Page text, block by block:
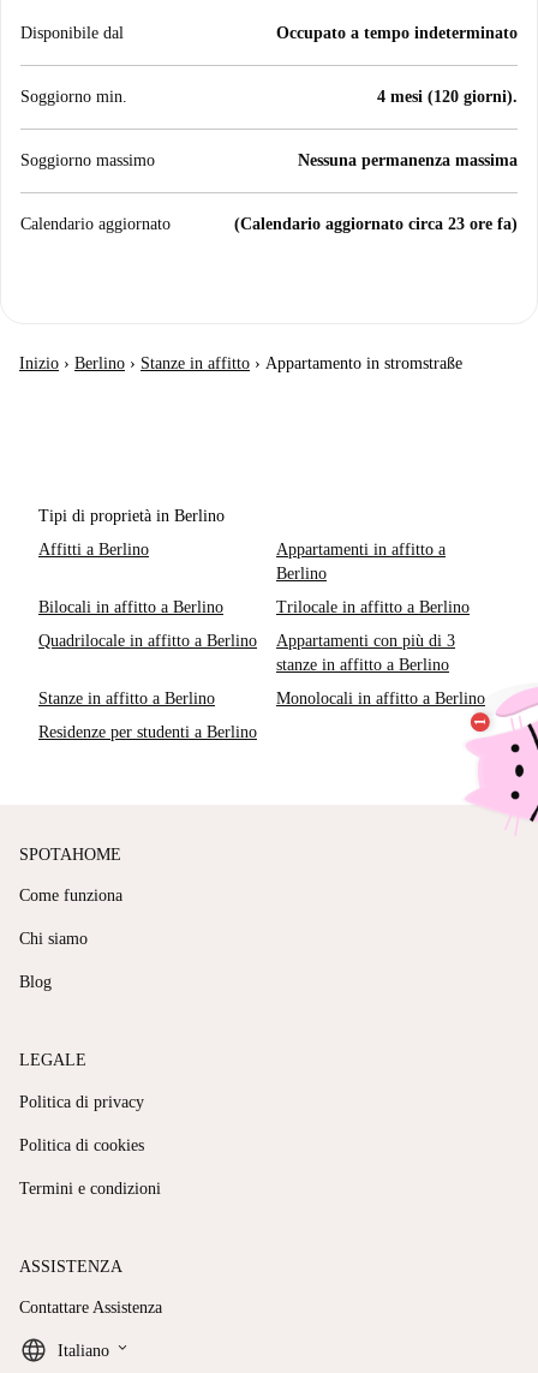
Disponibile dal Occupato a tempo indeterminato
Soggiorno min. 4 mesi (120 giorni).
Soggiorno massimo Nessuna permanenza massima
Calendario aggiornato (Calendario aggiornato circa 23 ore fa)
Inizio › Berlino › Stanze in affitto › Appartamento in stromstraße
Tipi di proprietà in Berlino
Affitti a Berlino
Appartamenti in affitto a
Berlino
Bilocali in affitto a Berlino
Trilocale in affitto a Berlino
Quadrilocale in affitto a Berlino
Appartamenti con più di 3
stanze in affitto a Berlino
Stanze in affitto a Berlino
Monolocali in affitto a Berlino
Residenze per studenti a Berlino
SPOTAHOME
Come funziona
Chi siamo
Blog
LEGALE
Politica di privacy
Politica di cookies
Termini e condizioni
ASSISTENZA
Contattare Assistenza
Italiano keyboard_arrow_down